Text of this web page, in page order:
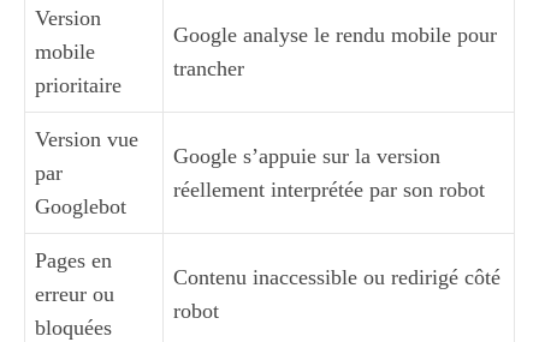
Version
mobile
prioritaire
Google analyse le rendu mobile pour
trancher
Version vue
par
Googlebot
Google s’appuie sur la version
réellement interprétée par son robot
Pages en
erreur ou
bloquées
Contenu inaccessible ou redirigé côté
robot